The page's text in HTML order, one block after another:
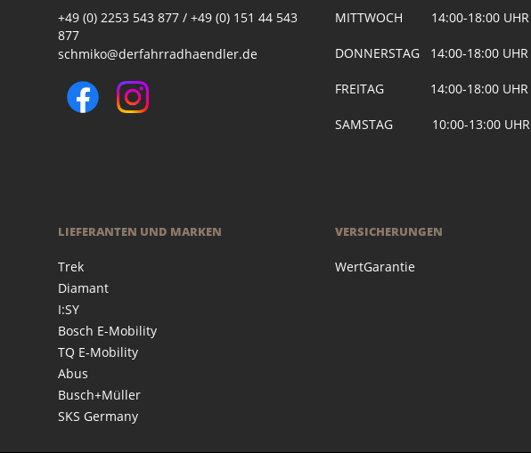
+49 (0) 2253 543 877 / +49 (0) 151 44 543
877
schmiko@derfahrradhaendler.de
MITTWOCH 14:00-18:00 UHR
DONNERSTAG 14:00-18:00 UHR
FREITAG 14:00-18:00 UHR
SAMSTAG 10:00-13:00 UHR
LIEFERANTEN UND MARKEN
Trek
Diamant
I:SY
Bosch E-Mobility
TQ E-Mobility
Abus
Busch+Müller
SKS Germany
VERSICHERUNGEN
WertGarantie